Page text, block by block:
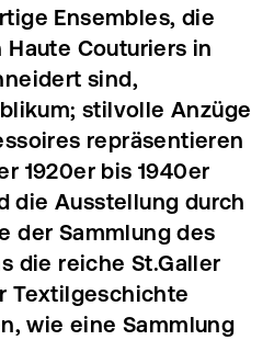
Ensembles, die
Couturiers in
sind,
stilvolle Anzüge
repräsentieren
1920er bis 1940er
die Ausstellung durch
der Sammlung des
die reiche St.Galler
Textilgeschichte
wie eine Sammlung